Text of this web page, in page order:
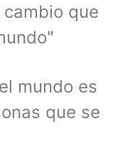
que
mundo es
que se